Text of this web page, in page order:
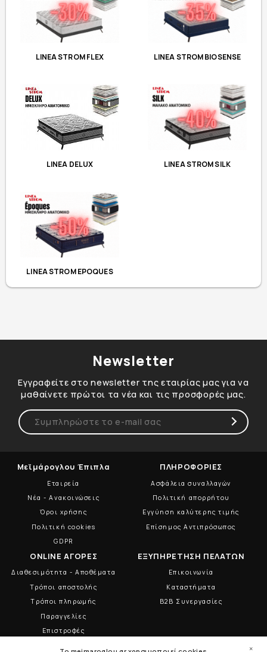
LINEA STROM FLEX LINEA STROM BIOSENSE
LINEA DELUX LINEA STROM SILK
LINEA STROM EPOQUES
Newsletter
Εγγραφείτε στο newsletter της εταιρίας μας για να
μαθαίνετε πρώτοι τα νέα και τις προσφορές μας.
Μεϊμάρογλου Έπιπλα
Εταιρεία
Νέα - Ανακοινώσεις
Όροι χρήσης
Πολιτική cookies
GDPR
ΠΛΗΡΟΦΟΡΙΕΣ
Ασφάλεια συναλλαγών
Πολιτική απορρήτου
Εγγύηση καλύτερης τιμής
Επίσημος Αντιπρόσωπος
ONLINE ΑΓΟΡΕΣ
Διαθεσιμότητα - Αποθέματα
Τρόποι αποστολής
Τρόποι πληρωμής
Παραγγελίες
Επιστροφές
ΕΞΥΠΗΡΕΤΗΣΗ ΠΕΛΑΤΩΝ
Επικοινωνία
Καταστήματα
B2B Συνεργασίες
×